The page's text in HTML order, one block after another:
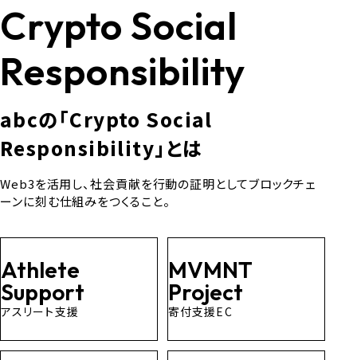
Crypto Social
Responsibility
abcの「Crypto Social
Responsibility」とは
Web3を活用し、社会貢献を行動の証明としてブロックチェ
ーンに刻む仕組みをつくること。
Athlete
Support
アスリート支援
MVMNT
Project
寄付支援EC